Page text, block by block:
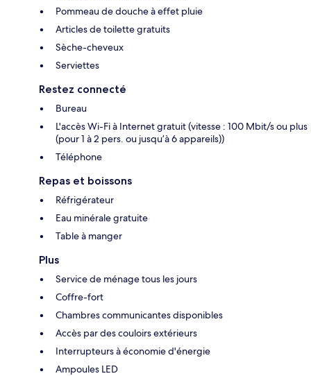
Pommeau de douche à effet pluie
Articles de toilette gratuits
Sèche-cheveux
Serviettes
Restez connecté
Bureau
L'accès Wi-Fi à Internet gratuit (vitesse : 100 Mbit/s ou plus
(pour 1 à 2 pers. ou jusqu’à 6 appareils))
Téléphone
Repas et boissons
Réfrigérateur
Eau minérale gratuite
Table à manger
Plus
Service de ménage tous les jours
Coffre-fort
Chambres communicantes disponibles
Accès par des couloirs extérieurs
Interrupteurs à économie d'énergie
Ampoules LED